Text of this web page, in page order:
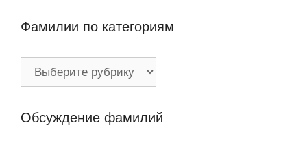
Фамилии по категориям
Фамилии
Обсуждение фамилий